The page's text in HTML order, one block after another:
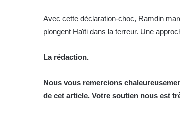
Avec cette déclaration-choc, Ramdin
plongent Haïti dans la terreur. Une
La rédaction.
Nous vous remercions
de cet article. Votre soutien nous est